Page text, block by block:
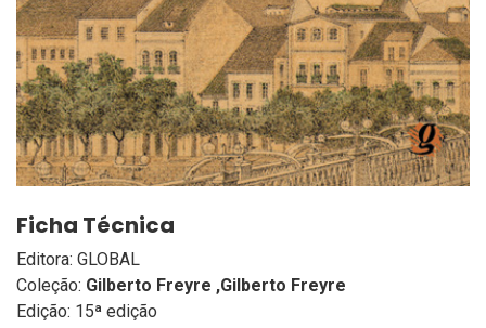
Ficha Técnica
Editora: GLOBAL
Coleção: Gilberto Freyre ,Gilberto Freyre
Edição: 15ª edição